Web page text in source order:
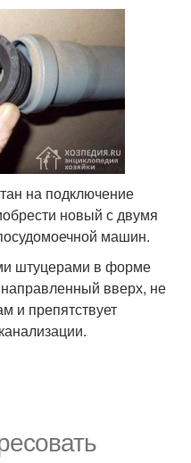
на подключение
новый с двумя
машин.
штуцерами в форме
вверх, не
и препятствует